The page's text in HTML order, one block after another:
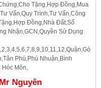
Tặng,Hợp Đồng,Mua
Vấn,Quy Trình,Tư Vấn,Công
Đồng,Nhà Đất,Sổ
Nhận,GCN,Quyền Sử Dụng
Phú,Phú Nhuận,Bình
Môn,
Nguyên